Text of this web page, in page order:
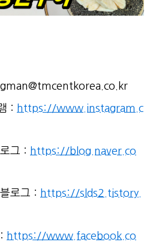
: https://www.instagram.c
그 : https://blog.naver.co
로그 : https://slds2.tistory.
https://www.facebook.co